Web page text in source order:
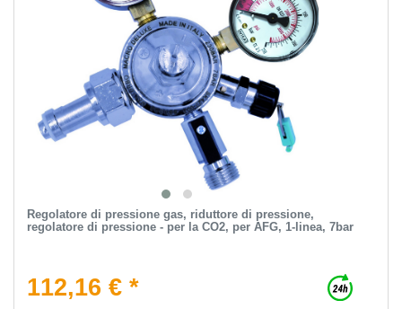
Regolatore di pressione gas, riduttore di pressione,
regolatore di pressione - per la CO2, per AFG, 1-linea, 7bar
112,16 € *